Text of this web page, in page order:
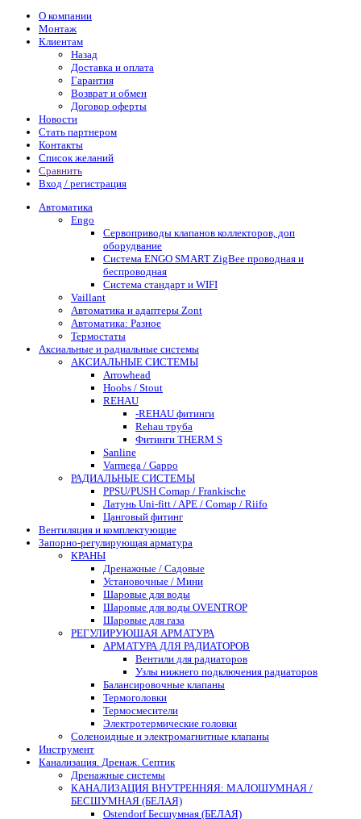
О компании
Монтаж
Клиентам
Назад
Доставка и оплата
Гарантия
Возврат и обмен
Договор оферты
Новости
Стать партнером
Контакты
Список желаний
Сравнить
Вход / регистрация
Автоматика
Engo
Сервоприводы клапанов коллекторов, доп
оборудвание
Система ENGO SMART ZigBee проводная и
беспроводная
Система стандарт и WIFI
Vaillant
Автоматика и адаптеры Zont
Автоматика: Разное
Термостаты
Аксиальные и радиальные системы
АКСИАЛЬНЫЕ СИСТЕМЫ
Arrowhead
Hoobs / Stout
REHAU
-REHAU фитинги
Rehau труба
Фитинги THERM S
Sanline
Varmega / Gappo
РАДИАЛЬНЫЕ СИСТЕМЫ
PPSU/PUSH Comap / Frankische
Латунь Uni-fitt / APE / Comap / Riifo
Цанговый фитинг
Вентиляция и комплектующие
Запорно-регулирующая арматура
КРАНЫ
Дренажные / Садовые
Установочные / Мини
Шаровые для воды
Шаровые для воды OVENTROP
Шаровые для газа
РЕГУЛИРУЮЩАЯ АРМАТУРА
АРМАТУРА ДЛЯ РАДИАТОРОВ
Вентили для радиаторов
Узлы нижнего подключения радиаторов
Балансировочные клапаны
Термоголовки
Термосмесители
Электротермические головки
Соленоидные и электромагнитные клапаны
Инструмент
Канализация. Дренаж. Септик
Дренажные системы
КАНАЛИЗАЦИЯ ВНУТРЕННЯЯ: МАЛОШУМНАЯ /
БЕСШУМНАЯ (БЕЛАЯ)
Ostendorf Бесшумная (БЕЛАЯ)